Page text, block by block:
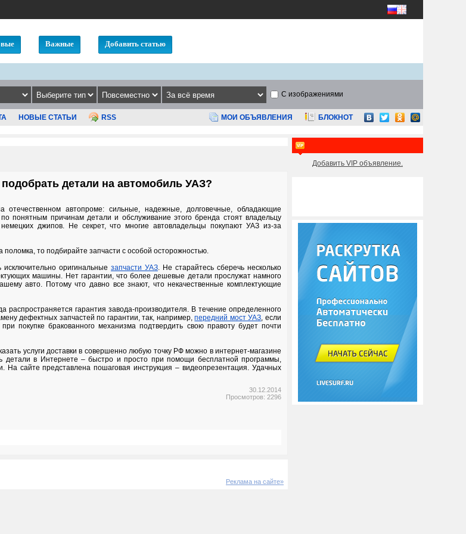
Важные Добавить статью
С изображениями
НОВЫЕ СТАТЬИ RSS МОИ ОБЪЯВЛЕНИЯ БЛОКНОТ
детали на автомобиль УАЗ?
автопроме: сильные, надежные, долговечные, обладающие
понятным причинам детали и обслуживание этого бренда стоят владельцу
джипов. Не секрет, что многие автовладельцы покупают УАЗ из-за
то подбирайте запчасти с особой осторожностью.
оригинальные запчасти УАЗ. Не старайтесь сберечь несколько
машины. Нет гарантии, что более дешевые детали прослужат намного
авто. Потому что давно все знают, что некачественные комплектующие
распространяется гарантия завода-производителя. В течение определенного
дефектных запчастей по гарантии, так, например,передний мост УАЗ, если
покупке бракованного механизма подтвердить свою правоту будет почти
услуги доставки в совершенно любую точку РФ можно в интернет-магазине
детали в Интернете – быстро и просто при помощи бесплатной программы,
На сайте представлена пошаговая инструкция – видеопрезентация. Удачных
30.12.2014
Просмотров: 2296
Реклама на сайте»
Добавить VIP объявление.